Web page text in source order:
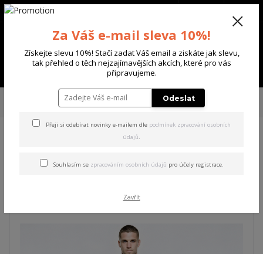
Menu
+420 702 136 620
ŠORTKY
Yakuza pánské cargo šortky Rope Time Cargo
Rope Time Cargo Shorts
Za Váš e-mail sleva 10%!
Získejte slevu 10%! Stačí zadat Váš email a ziskáte jak slevu,
tak přehled o těch nejzajímavějších akcích, které pro vás
připravujeme.
Odeslat
Přeji si odebírat novinky e-mailem dle podmínek zpracování osobních
údajů.
Souhlasím se zpracováním osobních údajů pro účely registrace.
Zavřít